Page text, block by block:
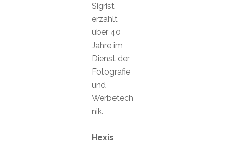
Sigrist
erzählt
über 40
Jahre im
Dienst der
Fotografie
und
Werbetech
nik.
Hexis